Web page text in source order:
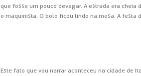
que fosse um pouco devagar. A estrada era
o maquinista. O bolo ficou lindo na mesa. A festa
Este fato que vou narrar aconteceu na cidade de